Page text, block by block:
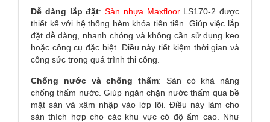
Dễ dàng lắp đặt: Sàn nhựa MaxfloorLS170-2 được
thiết kế với hệ thống hèm khóa tiên tiến. Giúp việc lắp
đặt dễ dàng, nhanh chóng và không cần sử dụng keo
hoặc công cụ đặc biệt. Điều này tiết kiệm thời gian và
công sức trong quá trình thi công.
Chống nước và chống thấm: Sàn có khả năng
chống thấm nước. Giúp ngăn chặn nước thấm qua bề
mặt sàn và xâm nhập vào lớp lõi. Điều này làm cho
sàn thích hợp cho các khu vực có độ ẩm cao. Như